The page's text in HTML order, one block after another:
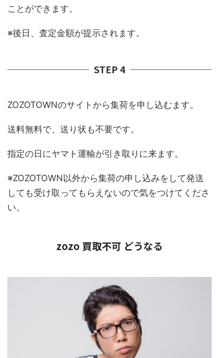
ことができます。
※後日、査定金額が提示されます。
STEP 4
ZOZOTOWNのサイトから集荷を申し込むます。
送料無料で、送り状も不要です。
指定の日にヤマト運輸が引き取りに来ます。
※ZOZOTOWN以外から集荷の申し込みをして発送
しても受け取ってもらえないので気をつけてくださ
い。
zozo 買取不可 どうなる